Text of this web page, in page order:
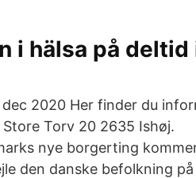
i hälsa på deltid
2020 Her finder du
Torv 20 2635 Ishøj.
nye borgerting
den danske befolkning